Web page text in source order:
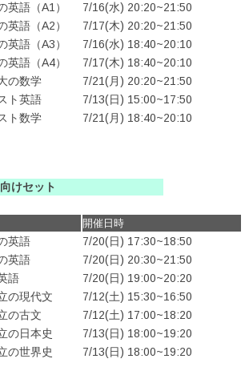
英語（A1）
7/16(水) 20:20~21:50
英語（A2）
7/17(木) 20:20~21:50
英語（A3）
7/16(水) 18:40~20:10
英語（A4）
7/17(木) 18:40~20:10
の数学
7/21(月) 20:20~21:50
ト英語
7/13(日) 15:00~17:50
ト数学 7/21(月) 18:40~20:10
けセット
開催日時
英語
7/20(日) 17:30~18:50
英語
7/20(日) 20:30~21:50
語
7/20(日) 19:00~20:20
の現代文
7/12(土) 15:30~16:50
の古文
7/12(土) 17:00~18:20
の日本史
7/13(日) 18:00~19:20
の世界史 7/13(日) 18:00~19:20